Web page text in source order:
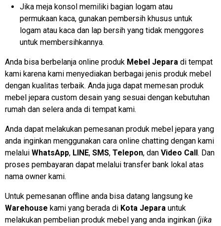
Jika meja konsol memiliki bagian logam atau
permukaan kaca, gunakan pembersih khusus untuk
logam atau kaca dan lap bersih yang tidak menggores
untuk membersihkannya.
Anda bisa berbelanja online produk Mebel Jepara di tempat
kami karena kami menyediakan berbagai jenis produk mebel
dengan kualitas terbaik. Anda juga dapat memesan produk
mebel jepara custom desain yang sesuai dengan kebutuhan
rumah dan selera anda di tempat kami.
Anda dapat melakukan pemesanan produk mebel jepara yang
anda inginkan menggunakan cara online chatting dengan kami
melalui WhatsApp, LINE, SMS, Telepon, dan Video Call. Dan
proses pembayaran dapat melalui transfer bank lokal atas
nama owner kami.
Untuk pemesanan offline anda bisa datang langsung ke
Warehouse kami yang berada di Kota Jepara untuk
melakukan pembelian produk mebel yang anda inginkan (jika